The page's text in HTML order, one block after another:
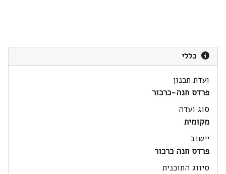
כללי
ועדת תכנון
פרדס חנה-כרכור
סוג ועדה
מקומית
יישוב
פרדס חנה כרכור
סיווג התוכנית